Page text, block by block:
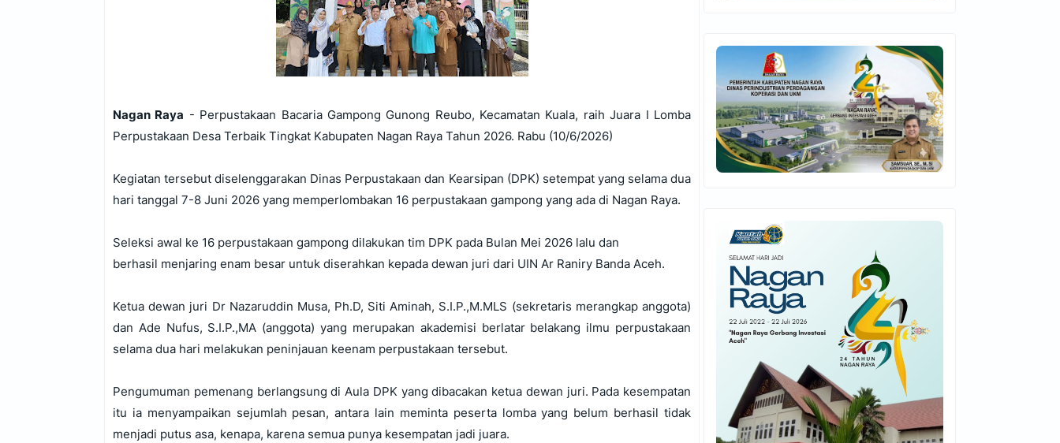
Nagan Raya - Perpustakaan Bacaria Gampong Gunong Reubo, Kecamatan Kuala, raih Juara I Lomba
Perpustakaan Desa Terbaik Tingkat Kabupaten Nagan Raya Tahun 2026. Rabu (10/6/2026)
Kegiatan tersebut diselenggarakan Dinas Perpustakaan dan Kearsipan (DPK) setempat yang selama dua
hari tanggal 7-8 Juni 2026 yang memperlombakan 16 perpustakaan gampong yang ada di Nagan Raya.
Seleksi awal ke 16 perpustakaan gampong dilakukan tim DPK pada Bulan Mei 2026 lalu dan
berhasil menjaring enam besar untuk diserahkan kepada dewan juri dari UIN Ar Raniry Banda Aceh.
Ketua dewan juri Dr Nazaruddin Musa, Ph.D, Siti Aminah, S.I.P.,M.MLS (sekretaris merangkap anggota)
dan Ade Nufus, S.I.P.,MA (anggota) yang merupakan akademisi berlatar belakang ilmu perpustakaan
selama dua hari melakukan peninjauan keenam perpustakaan tersebut.
Pengumuman pemenang berlangsung di Aula DPK yang dibacakan ketua dewan juri. Pada kesempatan
itu ia menyampaikan sejumlah pesan, antara lain meminta peserta lomba yang belum berhasil tidak
menjadi putus asa, kenapa, karena semua punya kesempatan jadi juara.